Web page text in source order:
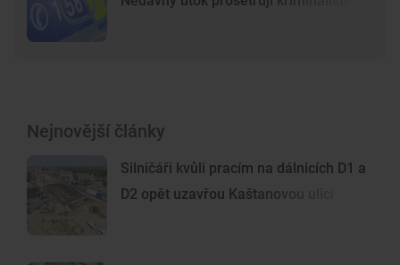
Nejnovější články
Silničáři kvůli pracím na dálnicích D1 a
D2 opět uzavřou Kaštanovou ulici